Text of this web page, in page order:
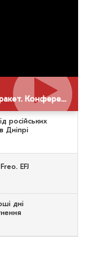
Як журналісти рятувалися від російських ракет. Конференція НСЖУ в Дніпрі
російських
EFJ
дні